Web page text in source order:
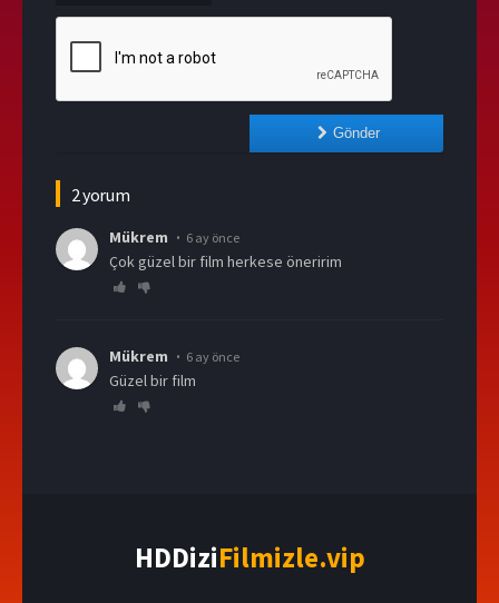
Gönder
2 yorum
Mükrem 6 ay önce
Çok güzel bir film herkese öneririm
Mükrem 6 ay önce
Güzel bir film
HDDiziFilmizle.vip